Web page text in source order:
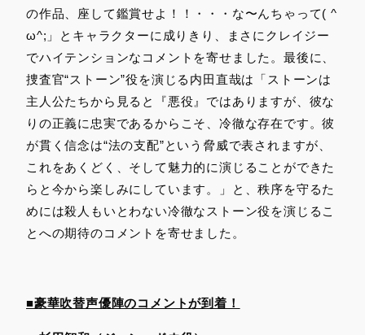
の作品、座して鑑賞せよ！！・・・な〜んちゃって( ^
ω^;」とキャラクターに成りきり、まさにクレイジー
でハイテンションなコメントを寄せました。最後に、
捜査官“ストーン”役を演じる内田直哉は「ストーンは
主人公たちから見ると『悪役』ではありますが、彼な
りの正義に忠実であるからこそ、冷徹な存在です。彼
が貫く信念は“法の支配”という脅威で表されますが、
これをあくどく、そして魅力的に演じることができた
らと今から楽しみにしています。」と、秩序を守るた
めには殺人もいとわない冷徹なストーン役を演じるこ
とへの期待のコメントを寄せました。
■豪華吹替声優陣のコメントが到着！